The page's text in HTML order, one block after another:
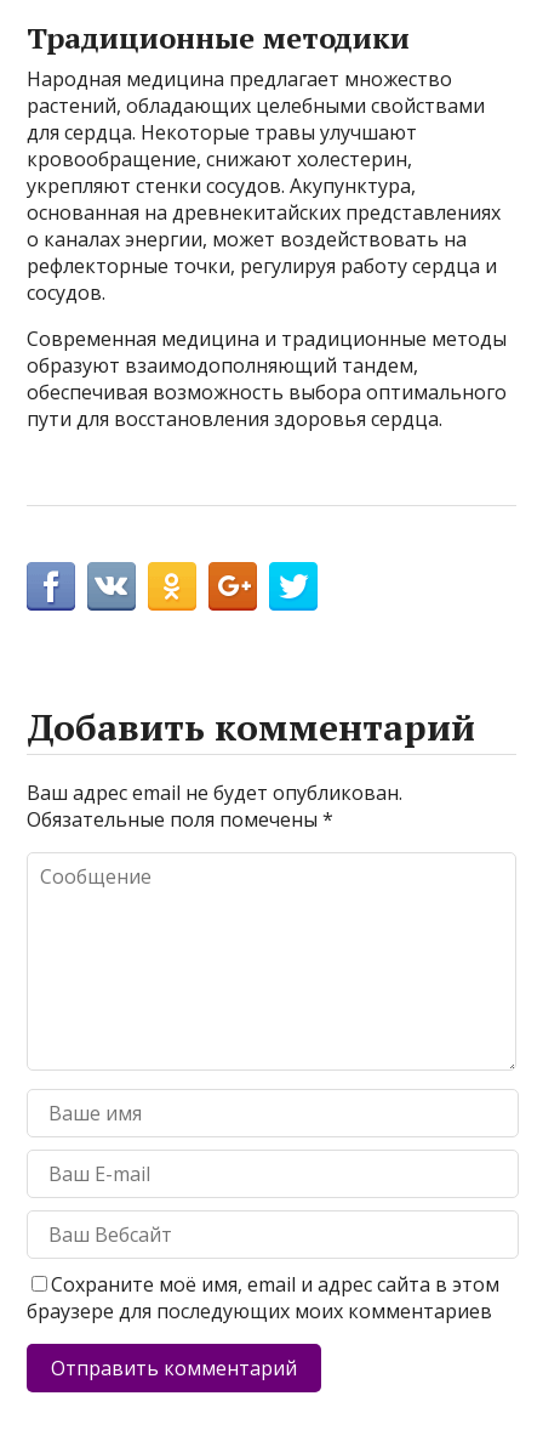
Традиционные методики
Народная медицина предлагает множество
растений, обладающих целебными свойствами
для сердца. Некоторые травы улучшают
кровообращение, снижают холестерин,
укрепляют стенки сосудов. Акупунктура,
основанная на древнекитайских представлениях
о каналах энергии, может воздействовать на
рефлекторные точки, регулируя работу сердца и
сосудов.
Современная медицина и традиционные методы
образуют взаимодополняющий тандем,
обеспечивая возможность выбора оптимального
пути для восстановления здоровья сердца.
Добавить комментарий
Ваш адрес email не будет опубликован.
Обязательные поля помечены*
Сохраните моё имя, email и адрес сайта в этом
браузере для последующих моих комментариев